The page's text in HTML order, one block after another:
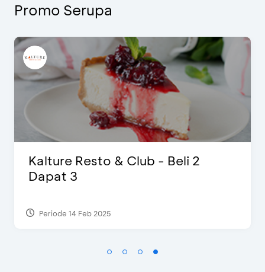
Promo Serupa
D’Cost - Diskon 50% Makanan &
Ekstra 2 Minuman
Periode 17 Sep 2023